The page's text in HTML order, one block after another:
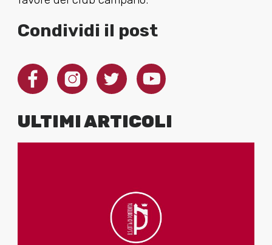
Condividi il post
ULTIMI ARTICOLI